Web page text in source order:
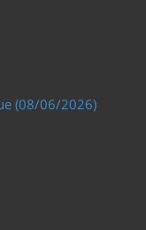
(08/06/2026)